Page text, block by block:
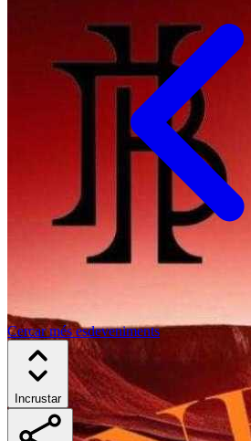
Cercar més esdeveniments
Incrustar